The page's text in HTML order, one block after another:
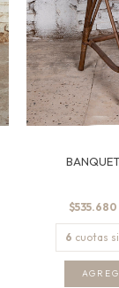
$535.680
6 cuotas